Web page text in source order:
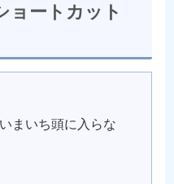
ョートカット
まいち頭に入らな